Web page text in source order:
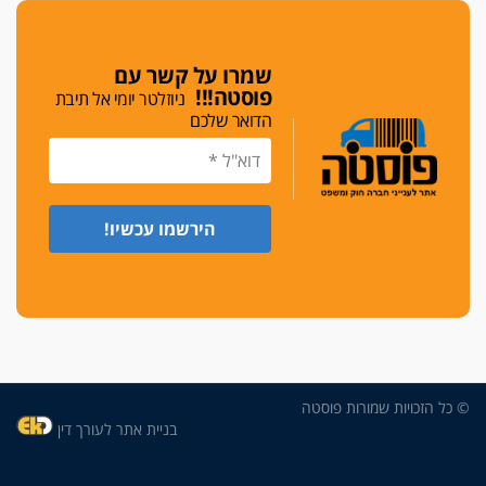
בימ"ש מחוזי: החלטת עמית בכר לדחות מינוי מנכ"ל
חדש ללשכה אינה סבירה
משפחה ופוליטיקה
עו"ד גלעד מנשה ויאיר בכורו חגגו בר מצווה, שרי
דורשים הגנה וביטחון"
שמרו על קשר עם
פוסטה!!! ניוזלטר יומי אל תיבת
הדואר שלכם
© כל הזכויות שמורות פוסטה
בניית אתר לעורך דין